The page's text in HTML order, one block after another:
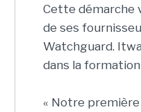
Cette démarche
de ses
Watchguard.
dans la
« Notre